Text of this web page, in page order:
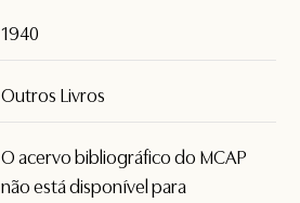
1940
Outros Livros
O acervo bibliográfico do MCAP
não está disponível para